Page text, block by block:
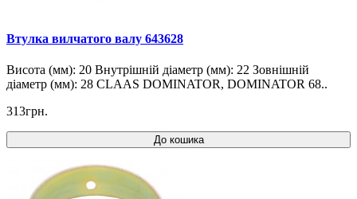
Втулка вилчатого валу 643628
Висота (мм): 20 Внутрішній діаметр (мм): 22 Зовнішній
діаметр (мм): 28 CLAAS DOMINATOR, DOMINATOR 68..
313грн.
До кошика